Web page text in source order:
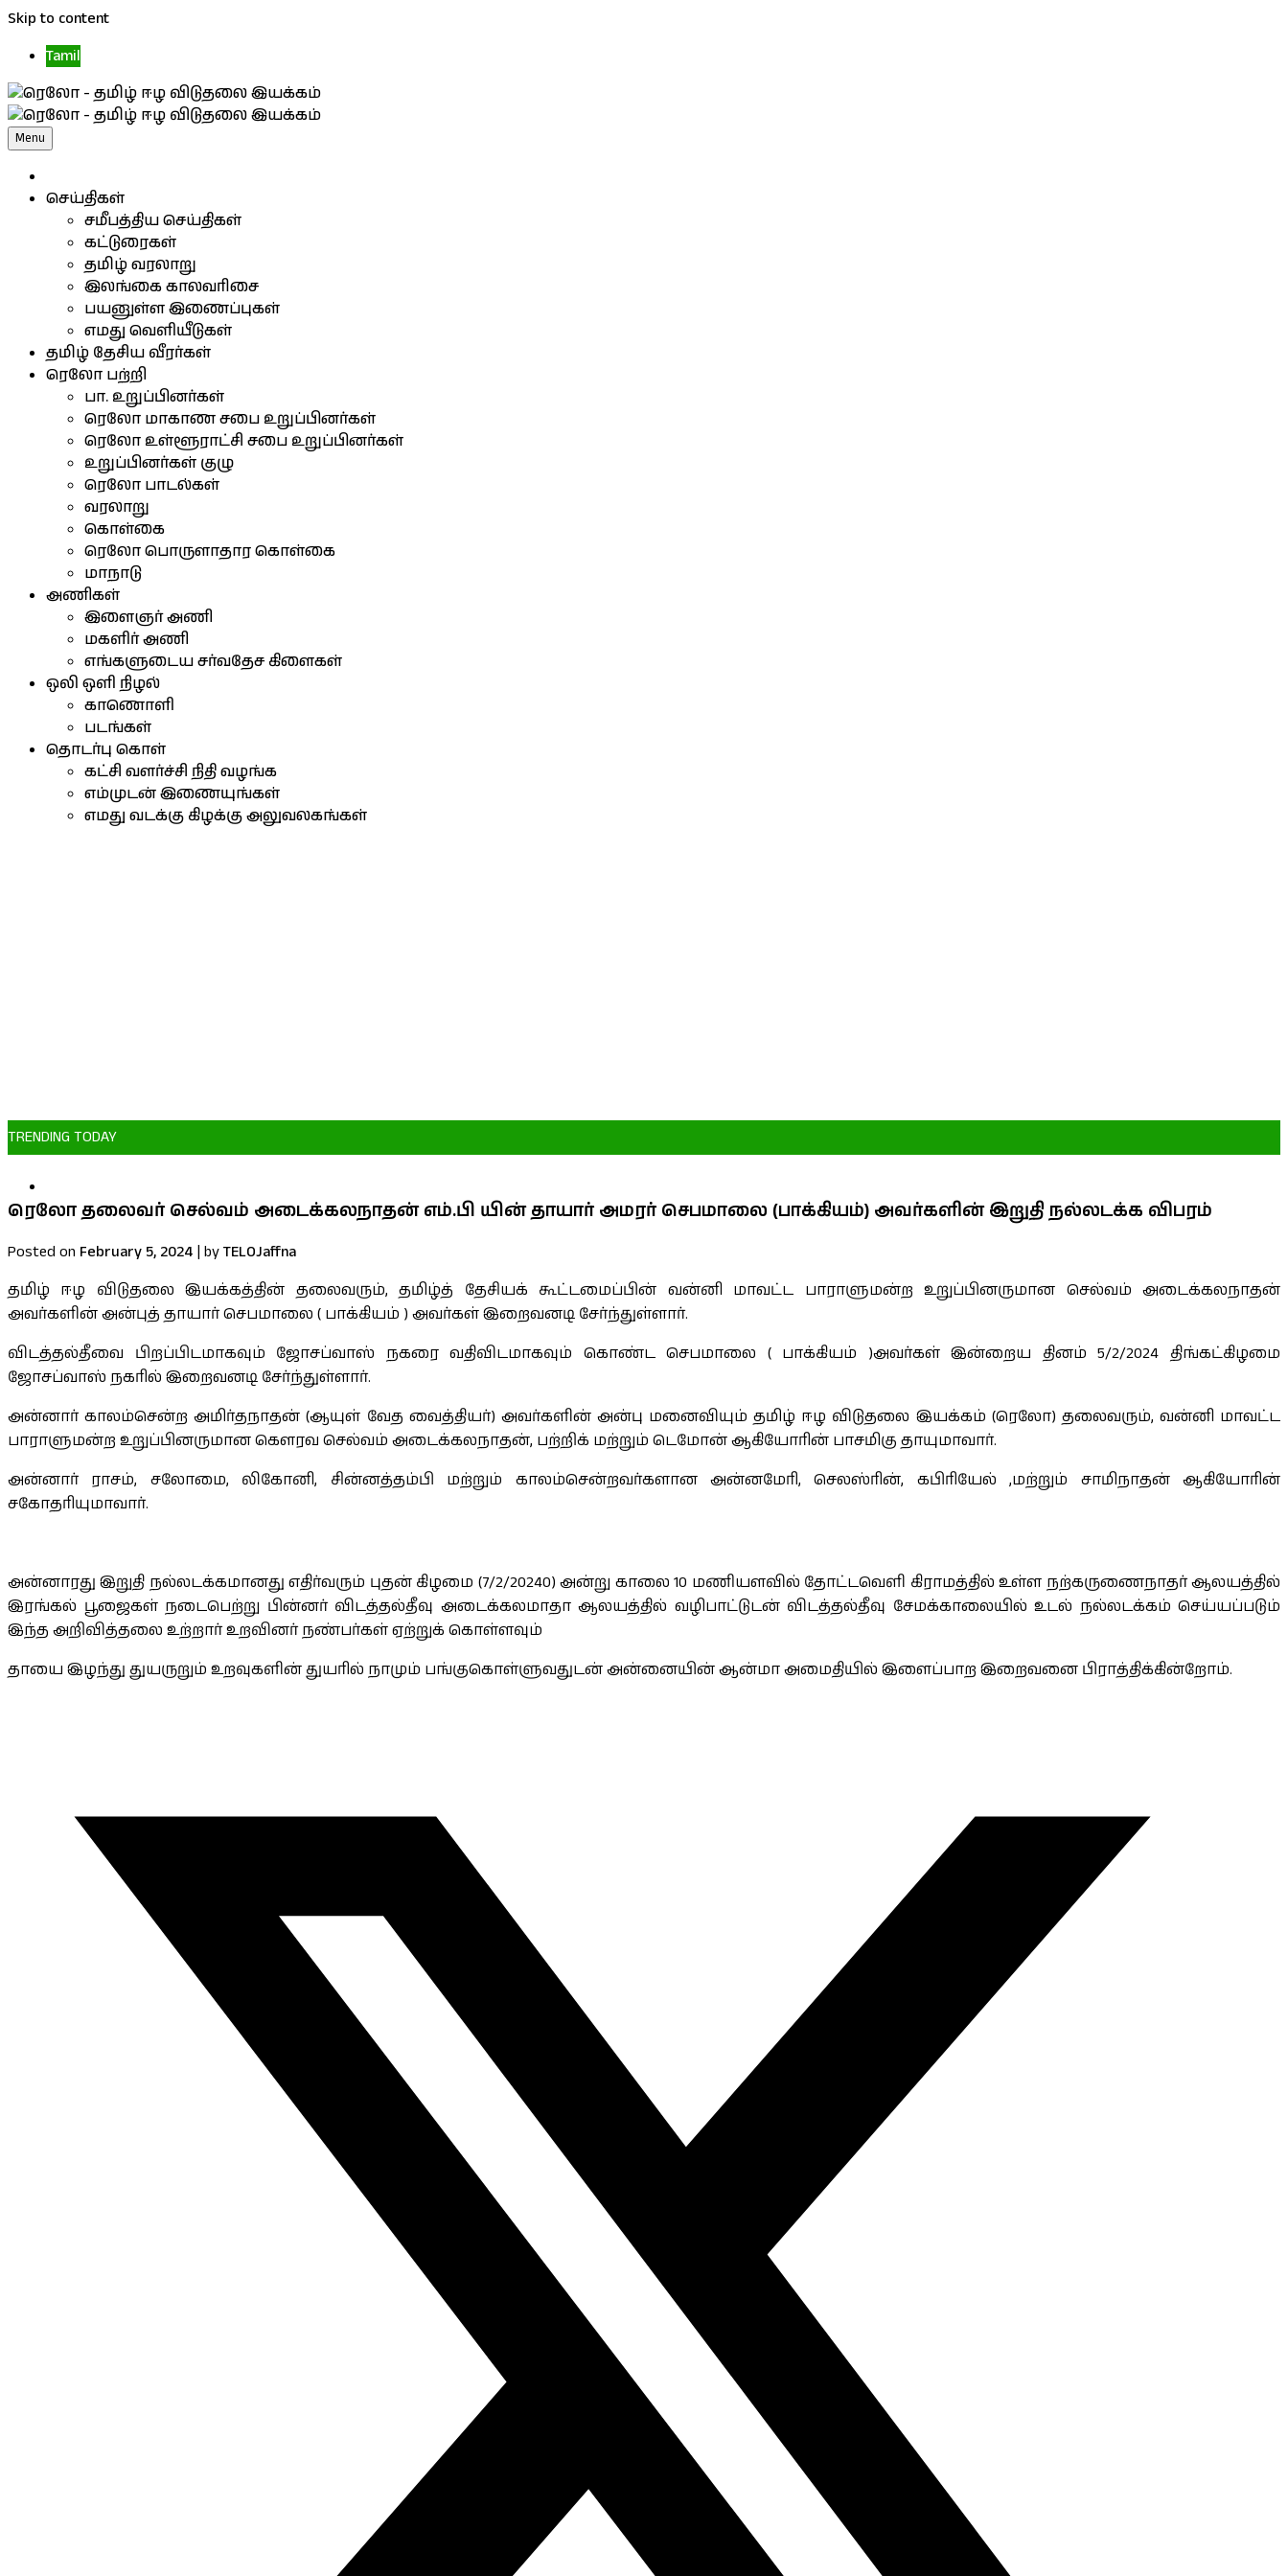
Skip to content
Tamil
Menu
செய்திகள்
சமீபத்திய செய்திகள்
கட்டுரைகள்
தமிழ் வரலாறு
இலங்கை காலவரிசை
பயனுள்ள இணைப்புகள்
எமது வெளியீடுகள்
தமிழ் தேசிய வீரர்கள்
ரெலோ பற்றி
பா. உறுப்பினர்கள்
ரெலோ மாகாண சபை உறுப்பினர்கள்
ரெலோ உள்ளூராட்சி சபை உறுப்பினர்கள்
உறுப்பினர்கள் குழு
ரெலோ பாடல்கள்
வரலாறு
கொள்கை
ரெலோ பொருளாதார கொள்கை
மாநாடு
அணிகள்
இளைஞர் அணி
மகளிர் அணி
எங்களுடைய சர்வதேச கிளைகள்
ஒலி ஒளி நிழல்
காணொளி
படங்கள்
தொடர்பு கொள்
கட்சி வளர்ச்சி நிதி வழங்க
எம்முடன் இணையுங்கள்
எமது வடக்கு கிழக்கு அலுவலகங்கள்
TRENDING TODAY
ரெலோ தலைவர் செல்வம் அடைக்கலநாதன் எம்.பி யின் தாயார் அமரர் செபமாலை (பாக்கியம்) அவர்களின் இறுதி நல்லடக்க விபரம்
Posted on February 5, 2024 | byTELOJaffna
தமிழ் ஈழ விடுதலை இயக்கத்தின் தலைவரும், தமிழ்த் தேசியக் கூட்டமைப்பின் வன்னி மாவட்ட பாராளுமன்ற உறுப்பினருமான செல்வம் அடைக்கலநாதன்
அவர்களின் அன்புத் தாயார் செபமாலை ( பாக்கியம் ) அவர்கள் இறைவனடி சேர்ந்துள்ளார்.
விடத்தல்தீவை பிறப்பிடமாகவும் ஜோசப்வாஸ் நகரை வதிவிடமாகவும் கொண்ட செபமாலை ( பாக்கியம் )அவர்கள் இன்றைய தினம் 5/2/2024 திங்கட்கிழமை
ஜோசப்வாஸ் நகரில் இறைவனடி சேர்ந்துள்ளார்.
அன்னார் காலம்சென்ற அமிர்தநாதன் (ஆயுள் வேத வைத்தியர்) அவர்களின் அன்பு மனைவியும் தமிழ் ஈழ விடுதலை இயக்கம் (ரெலோ) தலைவரும், வன்னி மாவட்ட
பாராளுமன்ற உறுப்பினருமான கெளரவ செல்வம் அடைக்கலநாதன், பற்றிக் மற்றும் டெமோன் ஆகியோரின் பாசமிகு தாயுமாவார்.
அன்னார் ராசம், சலோமை, லிகோனி, சின்னத்தம்பி மற்றும் காலம்சென்றவர்களான அன்னமேரி, செலஸ்ரின், கபிரியேல் ,மற்றும் சாமிநாதன் ஆகியோரின்
சகோதரியுமாவார்.
அன்னாரது இறுதி நல்லடக்கமானது எதிர்வரும் புதன் கிழமை (7/2/20240) அன்று காலை 10 மணியளவில் தோட்டவெளி கிராமத்தில் உள்ள நற்கருணைநாதர் ஆலயத்தில்
இரங்கல் பூஜைகள் நடைபெற்று பின்னர் விடத்தல்தீவு அடைக்கலமாதா ஆலயத்தில் வழிபாட்டுடன் விடத்தல்தீவு சேமக்காலையில் உடல் நல்லடக்கம் செய்யப்படும்
இந்த அறிவித்தலை உற்றார் உறவினர் நண்பர்கள் ஏற்றுக் கொள்ளவும்
தாயை இழந்து துயருறும் உறவுகளின் துயரில் நாமும் பங்குகொள்ளுவதுடன் அன்னையின் ஆன்மா அமைதியில் இளைப்பாற இறைவனை பிராத்திக்கின்றோம்.